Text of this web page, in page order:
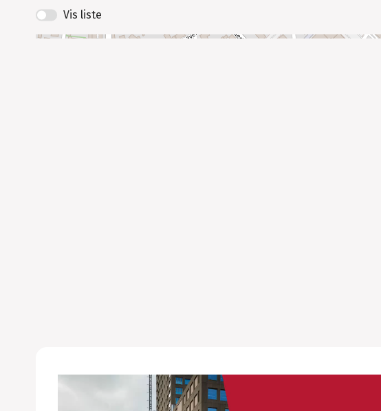
Vis liste